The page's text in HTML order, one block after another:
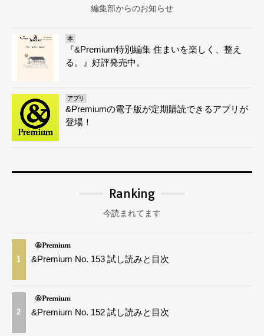
編集部からのお知らせ
本
『&Premium特別編集 住まいを楽しく、整え
る。』好評発売中。
アプリ
&Premiumの電子版が定期購読できるアプリが
登場！
Ranking
今読まれてます
1 &Premium No. 153 試し読みと目次
2 &Premium No. 152 試し読みと目次